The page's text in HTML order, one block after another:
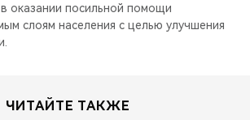
оказании посильной помощи
слоям населения с целью улучшения
ЧИТАЙТЕ ТАКЖЕ